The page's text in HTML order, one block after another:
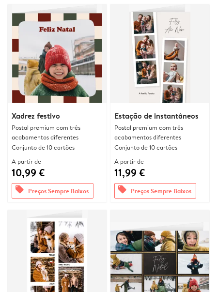
Xadrez festivo
Postal premium com três
acabamentos diferentes
Conjunto de 10 cartões
A partir de
10,99 €
offers Preços Sempre Baixos
Estação de instantâneos
Postal premium com três
acabamentos diferentes
Conjunto de 10 cartões
A partir de
11,99 €
offers Preços Sempre Baixos